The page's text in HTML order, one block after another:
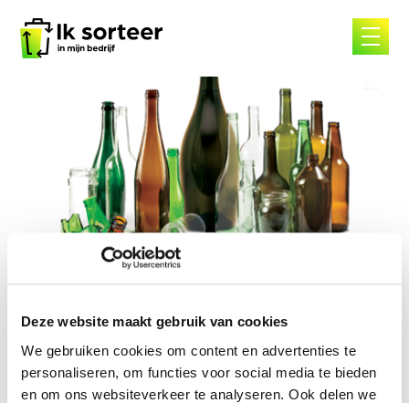
Deze website maakt gebruik van cookies
We gebruiken cookies om content en advertenties te
personaliseren, om functies voor social media te bieden
en om ons websiteverkeer te analyseren. Ook delen we
content
Verres creux